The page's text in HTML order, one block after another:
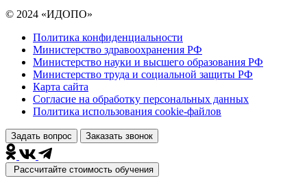
© 2024 «ИДОПО»
Политика конфиденциальности
Министерство здравоохранения РФ
Министерство науки и высшего образования РФ
Министерство труда и социальной защиты РФ
Карта сайта
Согласие на обработку персональных данных
Политика использования сookie-файлов
Задать вопрос Заказать звонок
Рассчитайте стоимость обучения